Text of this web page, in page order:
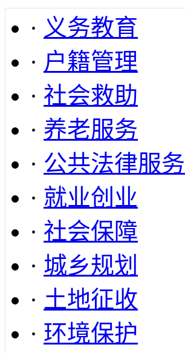
· 义务教育
· 户籍管理
· 社会救助
· 养老服务
· 公共法律服务
· 就业创业
· 社会保障
· 城乡规划
· 土地征收
· 环境保护